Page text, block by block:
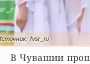
fvsr_ru
В Чувашии